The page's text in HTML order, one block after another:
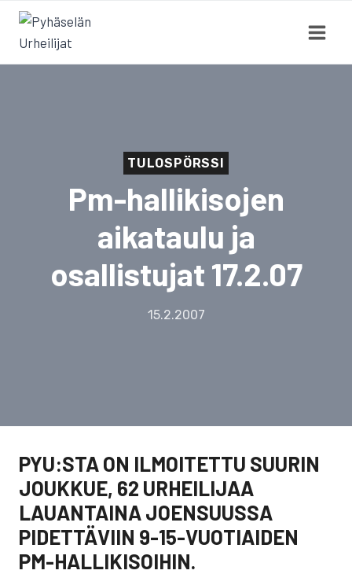
Siirry
sisältöön
TULOSPÖRSSI
Pm-hallikisojen
aikataulu ja
osallistujat 17.2.07
15.2.2007
PYU:STA ON ILMOITETTU SUURIN
JOUKKUE, 62 URHEILIJAA
LAUANTAINA JOENSUUSSA
PIDETTÄVIIN 9-15-VUOTIAIDEN
PM-HALLIKISOIHIN.